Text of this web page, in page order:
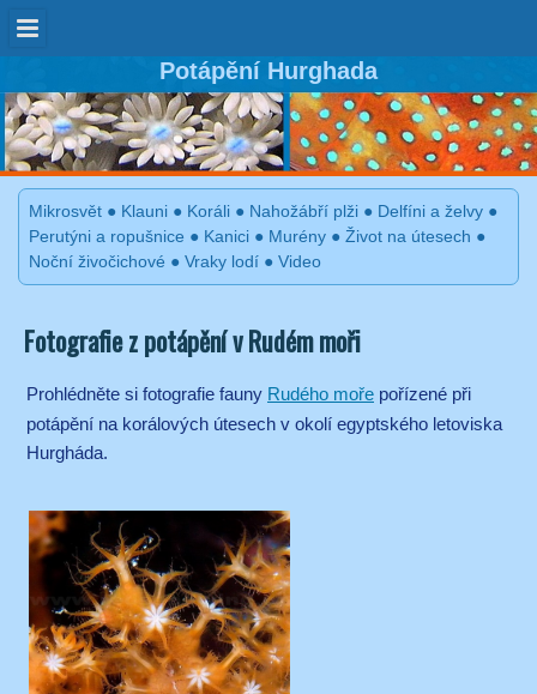
Potápění Hurghada
Mikrosvět ● Klauni ● Koráli ● Nahožábří plži ● Delfíni a želvy ●
Perutýni a ropušnice ● Kanici ● Murény ● Život na útesech ●
Noční živočichové ● Vraky lodí ● Video
Fotografie z potápění v Rudém moři
Prohlédněte si fotografie fauny Rudého moře pořízené při
potápění na korálových útesech v okolí egyptského letoviska
Hurgháda.